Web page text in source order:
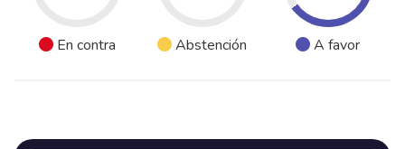
En contra Abstención A favor